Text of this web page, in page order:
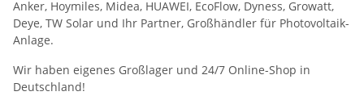
Anker, Hoymiles, Midea, HUAWEI, EcoFlow, Dyness, Growatt,
Deye, TW Solar und Ihr Partner, Großhändler für Photovoltaik-
Anlage.
Wir haben eigenes Großlager und 24/7 Online-Shop in
Deutschland!